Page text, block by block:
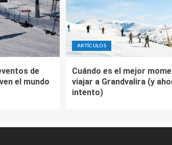
de
el mundo
ARTÍCULOS
Cuándo es el mejor
viajar a Grandvalira (y
intento)